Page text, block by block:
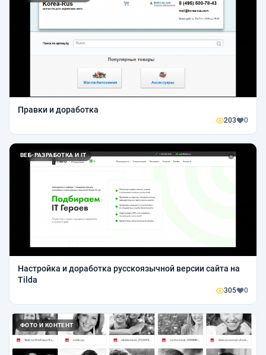
Правки и доработка
203 0
ВЕБ-РАЗРАБОТКА И IT
Настройка и доработка русскоязычной версии сайта на
Tilda
305 0
ФОТО И КОНТЕНТ